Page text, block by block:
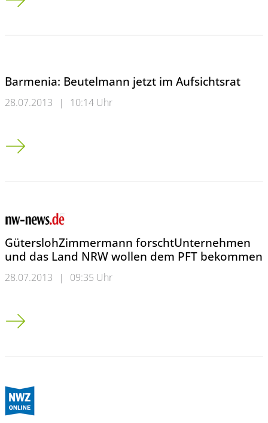
Barmenia: Beutelmann jetzt im Aufsichtsrat
28.07.2013 | 10:14 Uhr
Barmenia: Beutelmann jetzt im Aufsichtsrat
GüterslohZimmermann forschtUnternehmen
und das Land NRW wollen dem PFT bekommen
28.07.2013 | 09:35 Uhr
Gütersloh<br />Zimmermann forscht<br />Unternehmen